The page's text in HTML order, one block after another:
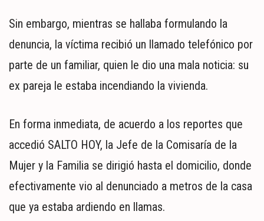
Sin embargo, mientras se hallaba formulando la
denuncia, la víctima recibió un llamado telefónico por
parte de un familiar, quien le dio una mala noticia: su
ex pareja le estaba incendiando la vivienda.
En forma inmediata, de acuerdo a los reportes que
accedió SALTO HOY, la Jefe de la Comisaría de la
Mujer y la Familia se dirigió hasta el domicilio, donde
efectivamente vio al denunciado a metros de la casa
que ya estaba ardiendo en llamas.